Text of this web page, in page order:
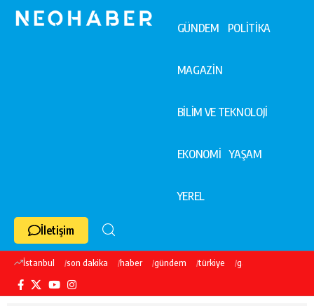
GÜNDEM POLİTİKA
MAGAZİN
BİLİM VE TEKNOLOJİ
EKONOMİ YAŞAM
YEREL
İletişim
İstanbul son dakika haber gündem türkiye galatasaray